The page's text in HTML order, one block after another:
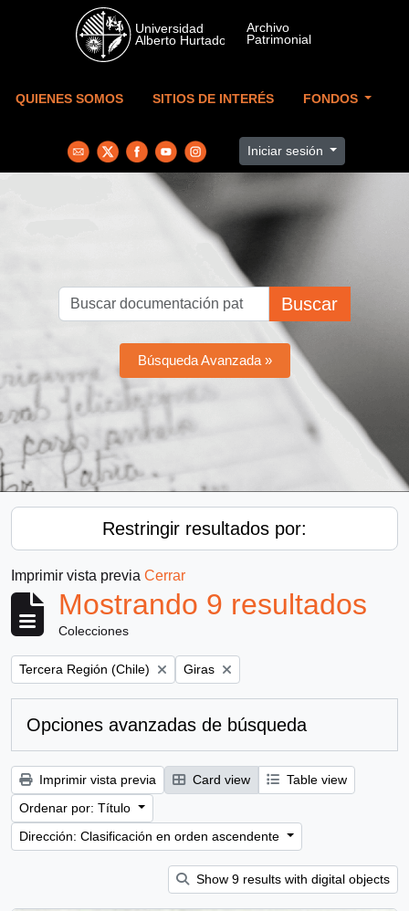
Skip to main content
QUIENES SOMOS SITIOS DE INTERÉS FONDOS
Iniciar sesión
Buscar
Búsqueda Avanzada »
Restringir resultados por:
Imprimir vista previa Cerrar
Mostrando 9 resultados
Colecciones
Remove filter:
Tercera Región (Chile) Remove filter:
Giras
Opciones avanzadas de búsqueda
Imprimir vista previa Card view
Table view
Ordenar por: Título
Dirección: Clasificación en orden ascendente
Show 9 results with digital objects